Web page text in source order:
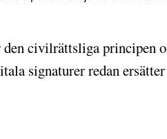
civilrättsliga principen
signaturer redan